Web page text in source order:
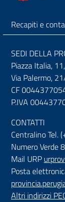
Recapiti e
SEDI DELLA
Piazza Italia,
Via Palermo,
CF
P.IVA
CONTATTI
Centralino Tel.
Numero Verde
Mail URP
Posta
Altri indirizzi